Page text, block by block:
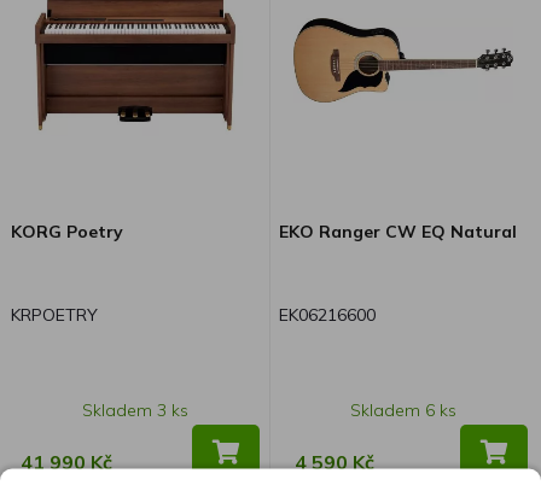
KORG Poetry
KRPOETRY
Skladem 3 ks
41 990 Kč
EKO Ranger CW EQ Natural
EK06216600
Skladem 6 ks
4 590 Kč